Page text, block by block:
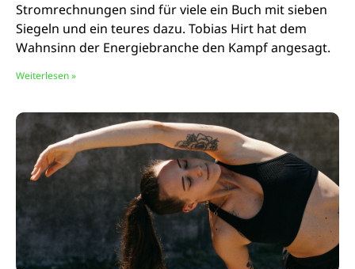
Stromrechnungen sind für viele ein Buch mit sieben
Siegeln und ein teures dazu. Tobias Hirt hat dem
Wahnsinn der Energiebranche den Kampf angesagt.
Weiterlesen »